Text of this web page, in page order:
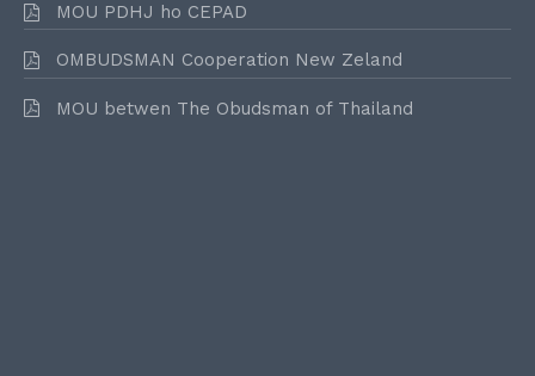
MOU PDHJ ho CEPAD
OMBUDSMAN Cooperation New Zeland
MOU betwen The Obudsman of Thailand